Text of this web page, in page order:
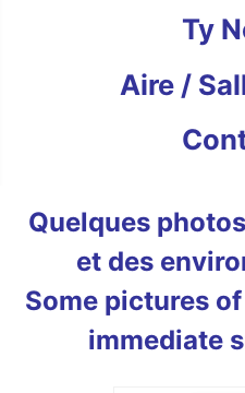
Ty
Aire /
Quelques
et des
Some pictures
immediate